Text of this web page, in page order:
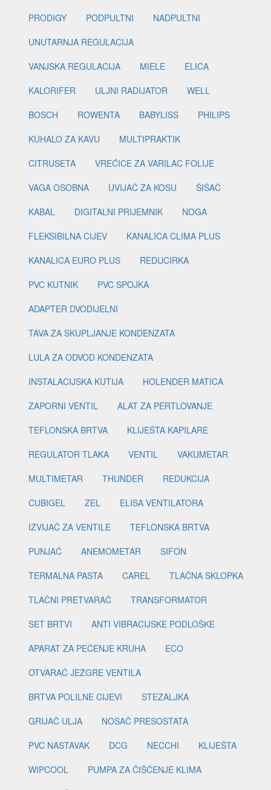
PRODIGY
PODPULTNI
NADPULTNI
UNUTARNJA REGULACIJA
VANJSKA REGULACIJA
MIELE
ELICA
KALORIFER
ULJNI RADIJATOR
WELL
BOSCH
ROWENTA BABYLISS
PHILIPS
KUHALO ZA KAVU
MULTIPRAKTIK
CITRUSETA
VREĆICE ZA VARILAC FOLIJE
VAGA OSOBNA
UVIJAČ ZA KOSU
ŠIŠAČ
KABAL
DIGITALNI PRIJEMNIK
NOGA
FLEKSIBILNA CIJEV
KANALICA CLIMA PLUS
KANALICA EURO PLUS
REDUCIRKA
PVC KUTNIK
PVC SPOJKA
ADAPTER DVODIJELNI
TAVA ZA SKUPLJANJE KONDENZATA
LULA ZA ODVOD KONDENZATA
INSTALACIJSKA KUTIJA
HOLENDER MATICA
ZAPORNI VENTIL
ALAT ZA PERTLOVANJE
TEFLONSKA BRTVA
KLIJEŠTA KAPILARE
REGULATOR TLAKA
VENTIL
VAKUMETAR
MULTIMETAR
THUNDER
REDUKCIJA
CUBIGEL
ZEL
ELISA VENTILATORA
IZVIJAČ ZA VENTILE
TEFLONSKA BRTVA
PUNJAČ
ANEMOMETAR
SIFON
TERMALNA PASTA
CAREL
TLAČNA SKLOPKA
TLAČNI PRETVARAČ
TRANSFORMATOR
SET BRTVI
ANTI VIBRACIJSKE PODLOŠKE
APARAT ZA PEČENJE KRUHA
ECO
OTVARAČ JEZGRE VENTILA
BRTVA POLILNE CIJEVI
STEZALJKA
GRIJAČ ULJA
NOSAČ PRESOSTATA
PVC NASTAVAK
DCG NECCHI
KLIJEŠTA
WIPCOOL
PUMPA ZA ČIŠĆENJE KLIMA